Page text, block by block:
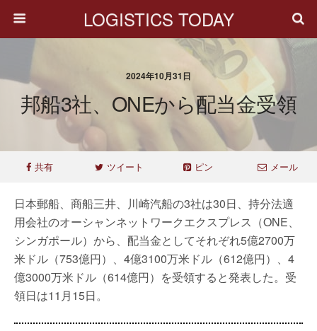
LOGISTICS TODAY
2024年10月31日
邦船3社、ONEから配当金受領
共有 ツイート ピン メール
日本郵船、商船三井、川崎汽船の3社は30日、持分法適
用会社のオーシャンネットワークエクスプレス（ONE、
シンガポール）から、配当金としてそれぞれ5億2700万
米ドル（753億円）、4億3100万米ドル（612億円）、4
億3000万米ドル（614億円）を受領すると発表した。受
領日は11月15日。